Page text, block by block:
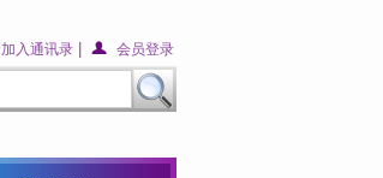
加入通讯录 会员登录